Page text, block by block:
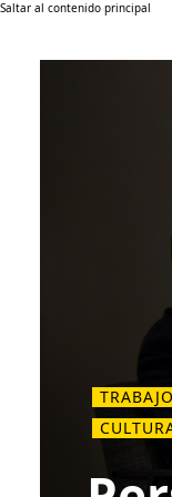
Saltar al contenido principal